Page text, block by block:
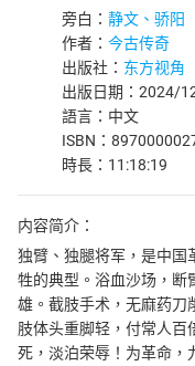
旁白： 静文、骄阳
作者： 今古传奇
出版社： 东方视角
出版日期：2024/
語言：中文
ISBN：
時長：11:18:19
内容简介：
独臂、独腿将军，是中国
牲的典型。浴血沙场，断
雄。截肢手术，无麻药刀
肢体头重脚轻，付常人百
死，淡泊荣辱！为革命，